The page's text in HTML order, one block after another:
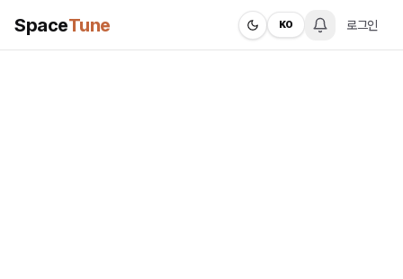
SpaceTune KO 로그인